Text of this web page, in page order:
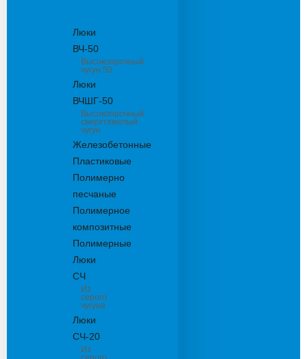
Люки
ВЧ-50
Высокопрочный
чугун 50
Люки
ВЧШГ-50
Высокопрочный
сверхтяжелый
чугун
Железобетонные
Пластиковые
Полимерно
песчаные
Полимерное
композитные
Полимерные
Люки
СЧ
Из
серого
чугуна
Люки
СЧ-20
Из